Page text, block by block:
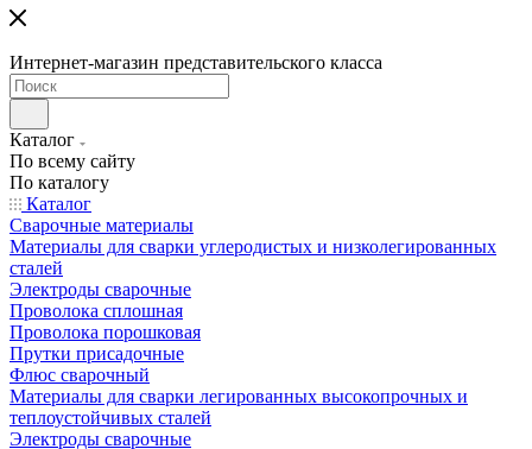
Интернет-магазин представительского класса
Каталог
По всему сайту
По каталогу
Каталог
Сварочные материалы
Материалы для сварки углеродистых и низколегированных
сталей
Электроды сварочные
Проволока сплошная
Проволока порошковая
Прутки присадочные
Флюс сварочный
Материалы для сварки легированных высокопрочных и
теплоустойчивых сталей
Электроды сварочные